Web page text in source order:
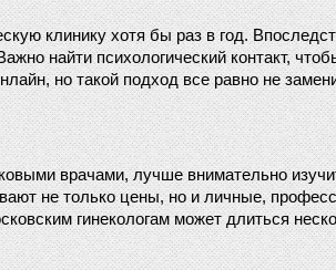
клинику хотя бы раз в год.
найти психологический контакт,
но такой подход все равно не
врачами, лучше внимательно
не только цены, но и личные,
гинекологам может длиться